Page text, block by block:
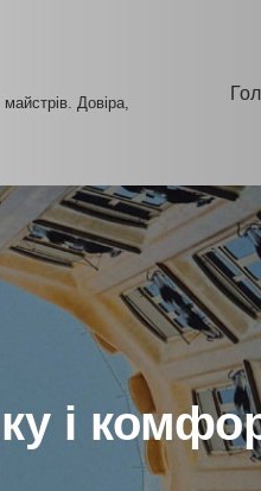
Довіра,
і